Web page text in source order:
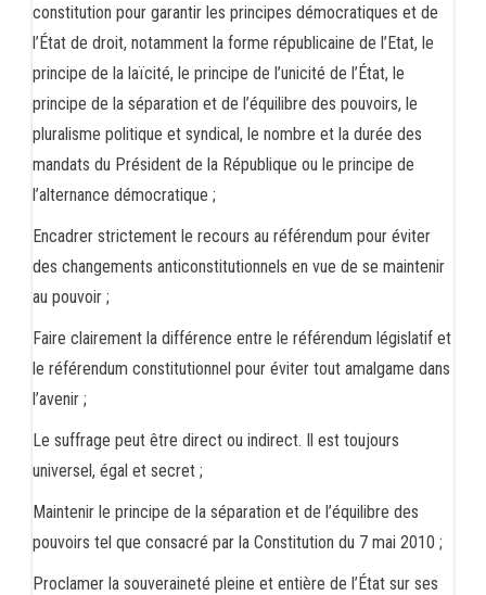
constitution pour garantir les principes démocratiques et de
l’État de droit, notamment la forme républicaine de l’Etat, le
principe de la laïcité, le principe de l’unicité de l’État, le
principe de la séparation et de l’équilibre des pouvoirs, le
pluralisme politique et syndical, le nombre et la durée des
mandats du Président de la République ou le principe de
l’alternance démocratique ;
Encadrer strictement le recours au référendum pour éviter
des changements anticonstitutionnels en vue de se maintenir
au pouvoir ;
Faire clairement la différence entre le référendum législatif et
le référendum constitutionnel pour éviter tout amalgame dans
l’avenir ;
Le suffrage peut être direct ou indirect. Il est toujours
universel, égal et secret ;
Maintenir le principe de la séparation et de l’équilibre des
pouvoirs tel que consacré par la Constitution du 7 mai 2010 ;
Proclamer la souveraineté pleine et entière de l’État sur ses